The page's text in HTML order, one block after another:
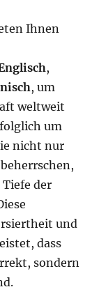
Ihnen
,
, um
weltweit
um
nicht nur
der
und
dass
sondern